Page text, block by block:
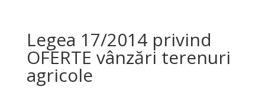
Legea 17/2014 privind
OFERTE vânzări terenuri
agricole